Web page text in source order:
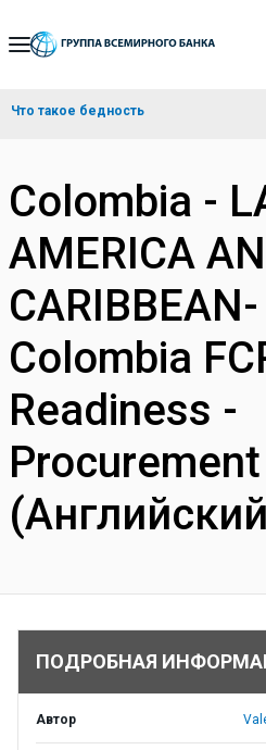
Skip
Navigation
Что такое бедность
Colombia -
AMERICA
Colombia
Readiness -
ПОДРОБНАЯ
Автор